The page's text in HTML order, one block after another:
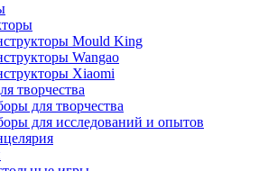
Mould King
Wangao
Xiaomi
творчества
для творчества
для исследований и опытов